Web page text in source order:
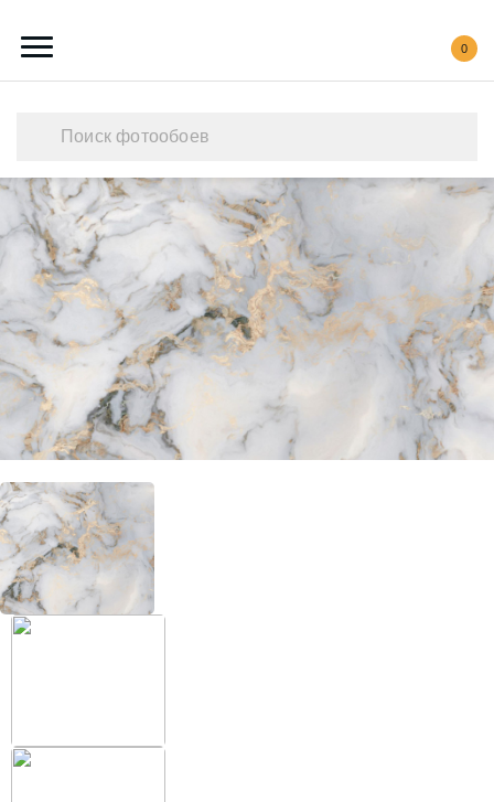
0
Каталог обоев
Наши работы
Создать свои фотообои
Акции
О нас
Контакты
+38 (097) 151 87 57
Избранное